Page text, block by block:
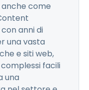
come
anni di
una vasta
e siti web,
facili
una